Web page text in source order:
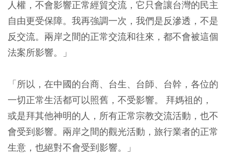
人權，不會影響正常經貿交流，它只會讓台灣的民主
自由更受保障。我再強調一次，我們是反滲透，不是
反交流。兩岸之間的正常交流和往來，都不會被這個
法案所影響。」
「所以，在中國的台商、台生、台師、台幹，各位的
一切正常生活都可以照舊，不受影響。 拜媽祖的，
或是拜其他神明的人，所有正常宗教交流活動，也不
會受到影響。兩岸之間的觀光活動，旅行業者的正常
生意，也絕對不會受到影響。」